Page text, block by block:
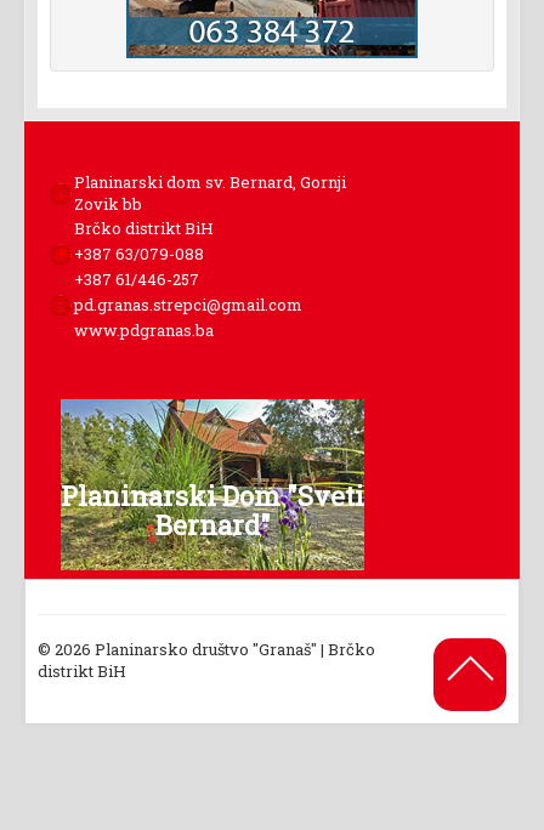
Planinarski dom sv. Bernard, Gornji
Zovik bb
Brčko distrikt BiH
+387 63/079-088
+387 61/446-257
pd.granas.strepci@gmail.com
www.pdgranas.ba
Planinarski Dom "Sveti
Bernard"
Back to
Top
© 2026 Planinarsko društvo "Granaš" | Brčko
distrikt BiH